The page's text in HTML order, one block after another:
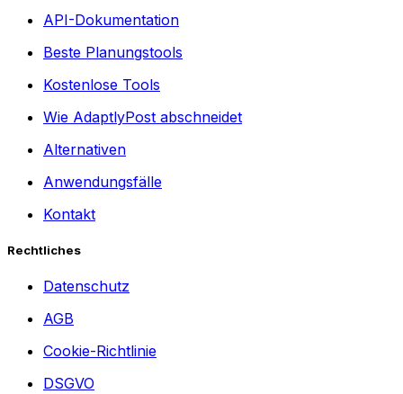
API-Dokumentation
Beste Planungstools
Kostenlose Tools
Wie AdaptlyPost abschneidet
Alternativen
Anwendungsfälle
Kontakt
Rechtliches
Datenschutz
AGB
Cookie-Richtlinie
DSGVO